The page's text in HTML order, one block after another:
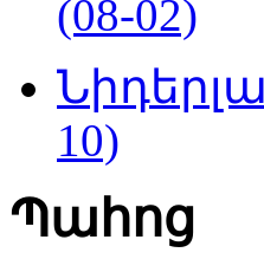
(08-02)
10)
Պահոց